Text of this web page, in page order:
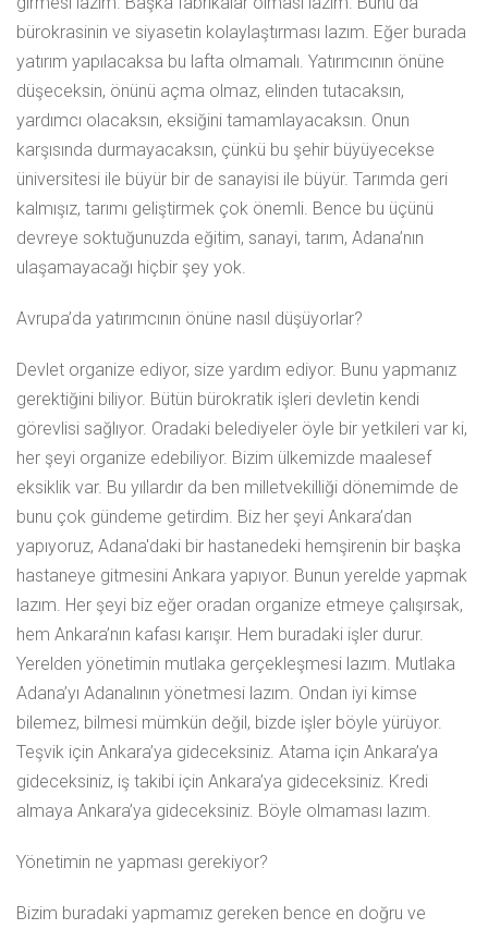
bürokrasinin ve siyasetin kolaylaştırması lazım. Eğer burada
yatırım yapılacaksa bu lafta olmamalı. Yatırımcının önüne
düşeceksin, önünü açma olmaz, elinden tutacaksın,
yardımcı olacaksın, eksiğini tamamlayacaksın. Onun
karşısında durmayacaksın, çünkü bu şehir büyüyecekse
üniversitesi ile büyür bir de sanayisi ile büyür. Tarımda geri
kalmışız, tarımı geliştirmek çok önemli. Bence bu üçünü
devreye soktuğunuzda eğitim, sanayi, tarım, Adana’nın
ulaşamayacağı hiçbir şey yok.
Avrupa’da yatırımcının önüne nasıl düşüyorlar?
Devlet organize ediyor, size yardım ediyor. Bunu yapmanız
gerektiğini biliyor. Bütün bürokratik işleri devletin kendi
görevlisi sağlıyor. Oradaki belediyeler öyle bir yetkileri var ki,
her şeyi organize edebiliyor. Bizim ülkemizde maalesef
eksiklik var. Bu yıllardır da ben milletvekilliği dönemimde de
bunu çok gündeme getirdim. Biz her şeyi Ankara’dan
yapıyoruz, Adana'daki bir hastanedeki hemşirenin bir başka
hastaneye gitmesini Ankara yapıyor. Bunun yerelde yapmak
lazım. Her şeyi biz eğer oradan organize etmeye çalışırsak,
hem Ankara’nın kafası karışır. Hem buradaki işler durur.
Yerelden yönetimin mutlaka gerçekleşmesi lazım. Mutlaka
Adana’yı Adanalının yönetmesi lazım. Ondan iyi kimse
bilemez, bilmesi mümkün değil, bizde işler böyle yürüyor.
Teşvik için Ankara’ya gideceksiniz. Atama için Ankara’ya
gideceksiniz, iş takibi için Ankara’ya gideceksiniz. Kredi
almaya Ankara’ya gideceksiniz. Böyle olmaması lazım.
Yönetimin ne yapması gerekiyor?
Bizim buradaki yapmamız gereken bence en doğru ve